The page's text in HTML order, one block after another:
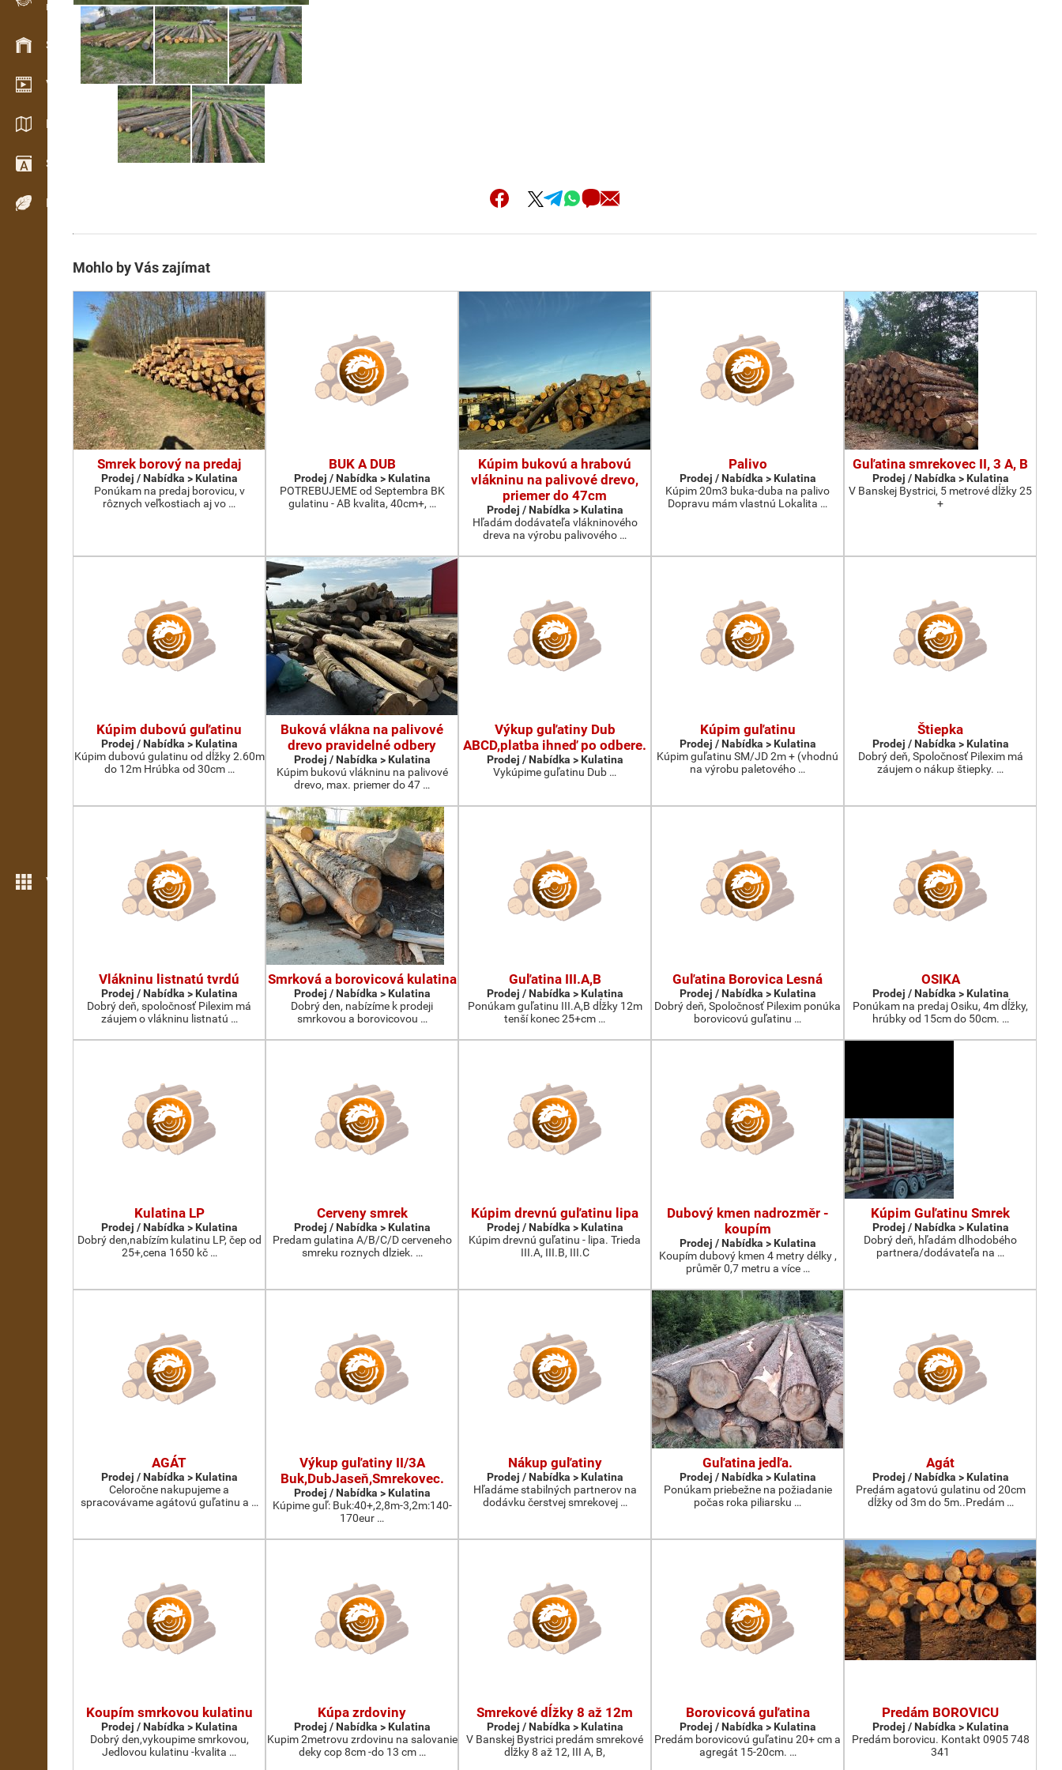
Evidence dřeva v terénu
Skladové hospodářství
Video showroom
Katalogy / Brožury
Slovník
Dřeviny
Více možností
Mohlo by Vás zajímat
Smrek borový na predaj
Prodej / Nabídka > Kulatina
Ponúkam na predaj borovicu, v
rôznych veľkostiach aj vo …
BUK A DUB
Prodej / Nabídka > Kulatina
POTREBUJEME od Septembra BK
gulatinu - AB kvalita, 40cm+, …
Kúpim bukovú a hrabovú
vlákninu na palivové drevo,
priemer do 47cm
Prodej / Nabídka > Kulatina
Hľadám dodávateľa vlákninového
dreva na výrobu palivového …
Palivo
Prodej / Nabídka > Kulatina
Kúpim 20m3 buka-duba na palivo
Dopravu mám vlastnú Lokalita …
Guľatina smrekovec II, 3 A, B
Prodej / Nabídka > Kulatina
V Banskej Bystrici, 5 metrové dĺžky 25
+
Kúpim dubovú guľatinu
Prodej / Nabídka > Kulatina
Kúpim dubovú gulatinu od dĺžky 2.60m
do 12m Hrúbka od 30cm …
Buková vlákna na palivové
drevo pravidelné odbery
Prodej / Nabídka > Kulatina
Kúpim bukovú vlákninu na palivové
drevo, max. priemer do 47 …
Výkup guľatiny Dub
ABCD,platba ihneď po odbere.
Prodej / Nabídka > Kulatina
Vykúpime guľatinu Dub …
Kúpim guľatinu
Prodej / Nabídka > Kulatina
Kúpim guľatinu SM/JD 2m + (vhodnú
na výrobu paletového …
Štiepka
Prodej / Nabídka > Kulatina
Dobrý deň, Spoločnosť Pilexim má
záujem o nákup štiepky. …
Vlákninu listnatú tvrdú
Prodej / Nabídka > Kulatina
Dobrý deň, spoločnosť Pilexim má
záujem o vlákninu listnatú …
Smrková a borovicová kulatina
Prodej / Nabídka > Kulatina
Dobrý den, nabízíme k prodeji
smrkovou a borovicovou …
Guľatina III.A,B
Prodej / Nabídka > Kulatina
Ponúkam guľatinu III.A,B dĺžky 12m
tenší konec 25+cm …
Guľatina Borovica Lesná
Prodej / Nabídka > Kulatina
Dobrý deň, Spoločnosť Pilexim ponúka
borovicovú guľatinu …
OSIKA
Prodej / Nabídka > Kulatina
Ponúkam na predaj Osiku, 4m dĺžky,
hrúbky od 15cm do 50cm. …
Kulatina LP
Prodej / Nabídka > Kulatina
Dobrý den,nabízím kulatinu LP, čep od
25+,cena 1650 kč …
Cerveny smrek
Prodej / Nabídka > Kulatina
Predam gulatina A/B/C/D cerveneho
smreku roznych dlziek. …
Kúpim drevnú guľatinu lipa
Prodej / Nabídka > Kulatina
Kúpim drevnú guľatinu - lipa. Trieda
III.A, III.B, III.C
Dubový kmen nadrozměr -
koupím
Prodej / Nabídka > Kulatina
Koupím dubový kmen 4 metry délky ,
průměr 0,7 metru a více …
Kúpim Guľatinu Smrek
Prodej / Nabídka > Kulatina
Dobrý deň, hľadám dlhodobého
partnera/dodávateľa na …
AGÁT
Prodej / Nabídka > Kulatina
Celoročne nakupujeme a
spracovávame agátovú guľatinu a …
Výkup guľatiny II/3A
Buk,DubJaseň,Smrekovec.
Prodej / Nabídka > Kulatina
Kúpime guľ: Buk:40+,2,8m-3,2m:140-
170eur …
Nákup guľatiny
Prodej / Nabídka > Kulatina
Hľadáme stabilných partnerov na
dodávku čerstvej smrekovej …
Guľatina jedľa.
Prodej / Nabídka > Kulatina
Ponúkam priebežne na požiadanie
počas roka piliarsku …
Agát
Prodej / Nabídka > Kulatina
Predám agatovú gulatinu od 20cm
dĺžky od 3m do 5m..Predám …
Koupím smrkovou kulatinu
Prodej / Nabídka > Kulatina
Dobrý den,vykoupime smrkovou,
Jedlovou kulatinu -kvalita …
Kúpa zrdoviny
Prodej / Nabídka > Kulatina
Kupim 2metrovu zrdovinu na salovanie
deky cop 8cm -do 13 cm …
Smrekové dĺžky 8 až 12m
Prodej / Nabídka > Kulatina
V Banskej Bystrici predám smrekové
dĺžky 8 až 12, III A, B,
Borovicová guľatina
Prodej / Nabídka > Kulatina
Predám borovicovú guľatinu 20+ cm a
agregát 15-20cm. …
Predám BOROVICU
Prodej / Nabídka > Kulatina
Predám borovicu. Kontakt 0905 748
341